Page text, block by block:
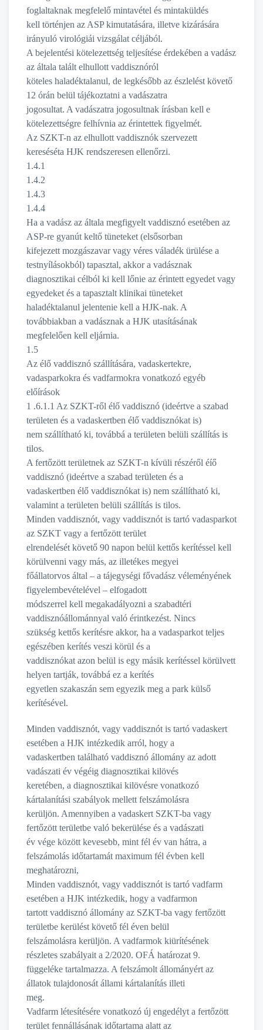
foglaltaknak megfelelő mintavétel és mintaküldés
kell történjen az ASP kimutatására, illetve kizárására
irányuló virológiái vizsgálat céljából.
A bejelentési kötelezettség teljesítése érdekében a vadász
az általa talált elhullott vaddisznóról
köteles haladéktalanul, de legkésőbb az észlelést követő
12 órán belül tájékoztatni a vadászatra
jogosultat. A vadászatra jogosultnak írásban kell e
kötelezettségre felhívnia az érintettek figyelmét.
Az SZKT-n az elhullott vaddisznók szervezett
kereséséta HJK rendszeresen ellenőrzi.
1.4.1
1.4.2
1.4.3
1.4.4
Ha a vadász az általa megfigyelt vaddisznó esetében az
ASP-re gyanút keltő tüneteket (elsősorban
kifejezett mozgászavar vagy véres váladék ürülése a
testnyílásokból) tapasztal, akkor a vadásznak
diagnosztikai célból ki kell lőnie az érintett egyedet vagy
egyedeket és a tapasztalt klinikai tüneteket
haladéktalanul jelentenie kell a HJK-nak. A
továbbiakban a vadásznak a HJK utasításának
megfelelően kell eljárnia.
1.5
Az élő vaddisznó szállítására, vadaskertekre,
vadasparkokra és vadfarmokra vonatkozó egyéb
előírások
1 .6.1.1 Az SZKT-ről élő vaddisznó (ideértve a szabad
területen és a vadaskertben élő vaddisznókat is)
nem szállítható ki, továbbá a területen belüli szállítás is
tilos.
A fertőzött területnek az SZKT-n kívüli részéről éíő
vaddisznó (ideértve a szabad területen és a
vadaskertben élő vaddisznókat is) nem szállítható ki,
valamint a területen belüli szállítás is tilos.
Minden vaddisznót, vagy vaddisznót is tartó vadasparkot
az SZKT vagy a fertőzött terület
elrendelését követő 90 napon belül kettős kerítéssel kell
körülvenni vagy más, az illetékes megyei
főállatorvos által – a tájegységi fővadász véleményének
figyelembevételével – elfogadott
módszerrel kell megakadályozni a szabadtéri
vaddisznóállománnyal való érintkezést. Nincs
szükség kettős kerítésre akkor, ha a vadasparkot teljes
egészében kerítés veszi körül és a
vaddisznókat azon belül is egy másik kerítéssel körülvett
helyen tartják, továbbá ez a kerítés
egyetlen szakaszán sem egyezik meg a park külső
kerítésével.
Minden vaddisznót, vagy vaddisznót is tartó vadaskert
esetében a HJK intézkedik arról, hogy a
vadaskertben található vaddisznó állomány az adott
vadászati év végéig diagnosztikai kilövés
keretében, a diagnosztikai kilövésre vonatkozó
kártalanítási szabályok mellett felszámolásra
kerüljön. Amennyiben a vadaskert SZKT-ba vagy
fertőzött területbe való bekerülése és a vadászati
év vége között kevesebb, mint fél év van hátra, a
felszámolás időtartamát maximum fél évben kell
meghatározni,
Minden vaddisznót, vagy vaddisznót is tartó vadfarm
esetében a HJK intézkedik, hogy a vadfarmon
tartott vaddisznó állomány az SZKT-ba vagy fertőzött
területbe kerülést követő fél éven belül
felszámolásra kerüljön. A vadfarmok kiürítésének
részletes szabályait a 2/2020. OFÁ határozat 9.
függeléke tartalmazza. A felszámolt állományért az
állatok tulajdonosát állami kártalanítás illeti
meg.
Vadfarm létesítésére vonatkozó új engedélyt a fertőzött
terület fennállásának időtartama alatt az